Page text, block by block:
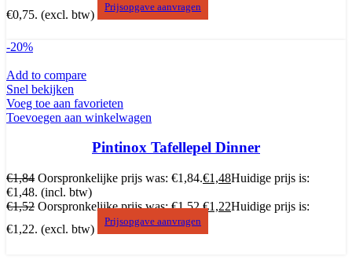
€0,75. (excl. btw)
Prijsopgave aanvragen
-20%
Add to compare
Snel bekijken
Voeg toe aan favorieten
Toevoegen aan winkelwagen
Pintinox Tafellepel Dinner
€1,84 Oorspronkelijke prijs was: €1,84.€1,48Huidige prijs is:
€1,48. (incl. btw)
€1,52 Oorspronkelijke prijs was: €1,52.€1,22Huidige prijs is:
€1,22. (excl. btw)
Prijsopgave aanvragen